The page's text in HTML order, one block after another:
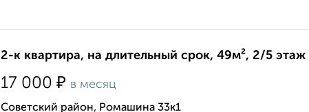
2-к квартира, на длительный срок, 49м², 2/5 этаж
17 000 ₽ в месяц
Советский район, Ромашина 33к1